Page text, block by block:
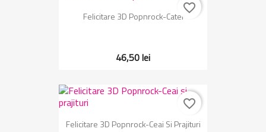
Felicitare 3D Popnrock-Catei
46,50 lei
favorite_border
Felicitare 3D Popnrock-Ceai Si Prajituri
favorite_border